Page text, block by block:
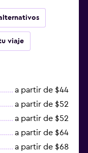
viaje
a partir de $44
a partir de $52
a partir de $52
a partir de $64
a partir de $68